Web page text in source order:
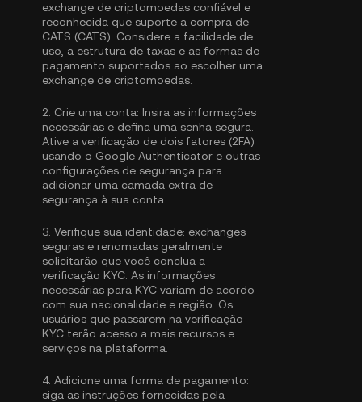
exchange de criptomoedas confiável e
reconhecida que suporte a compra de
CATS (CATS). Considere a facilidade de
uso, a estrutura de taxas e as formas de
pagamento suportados ao escolher uma
exchange de criptomoedas.
2. Crie uma conta: Insira as informações
necessárias e defina uma senha segura.
Ative a verificação de dois fatores (2FA)
usando o Google Authenticator e outras
configurações de segurança para
adicionar uma camada extra de
segurança à sua conta.
3. Verifique sua identidade: exchanges
seguras e renomadas geralmente
solicitarão que você conclua a
verificação KYC . As informações
necessárias para KYC variam de acordo
com sua nacionalidade e região. Os
usuários que passarem na verificação
KYC terão acesso a mais recursos e
serviços na plataforma.
4. Adicione uma forma de pagamento:
siga as instruções fornecidas pela